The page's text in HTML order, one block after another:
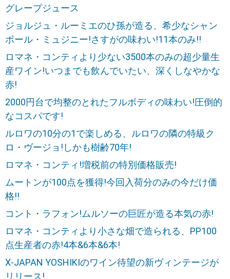
グレープジュース
ジョルジュ・ルーミエのひ孫が造る、希少なシャン
ボール・ミュジニー!さすがの味わい!11本のみ!!
ロマネ・コンティより少ない3500本のみの超少量生
産ワイン!いつまでも飲んでいたい、深くしなやかな
赤!
2000円台で均整のとれたフルボディの味わい!圧倒的
なコスパです!
ルロワの10分の1で楽しめる、ルロワの隣の特級ク
ロ・ヴージョ!しかも樹齢70年!
ロマネ・コンティ!増税前の特別価格販売!
ムートンが100点を獲得!今回入荷分のみの今だけ価
格!!
コント・ラフォン!ムルソーの巨匠が造る本気の赤!
ロマネ・コンティより小さな畑で造られる、PP100
点生産者の赤!4本&6本&6本!
X-JAPAN YOSHIKIのワイン待望の新ヴィンテージが
リリース!